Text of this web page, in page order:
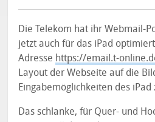
Die Telekom hat ihr Webmail-
jetzt auch für das iPad
Adresse https://email.t-
Layout der Webseite auf die
Eingabemöglichkeiten des iPad
Das schlanke, für Quer- und